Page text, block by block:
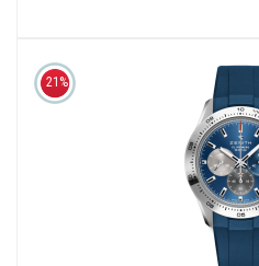
21%